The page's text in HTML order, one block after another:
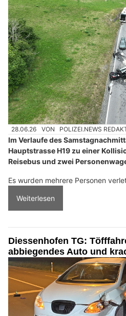
28.06.26 VON POLIZEI.NEWS
Im Verlaufe des
Hauptstrasse H19 zu einer
Reisebus und zwei
Es wurden mehrere Personen
Weiterlesen
Diessenhofen TG:
abbiegendes Auto und